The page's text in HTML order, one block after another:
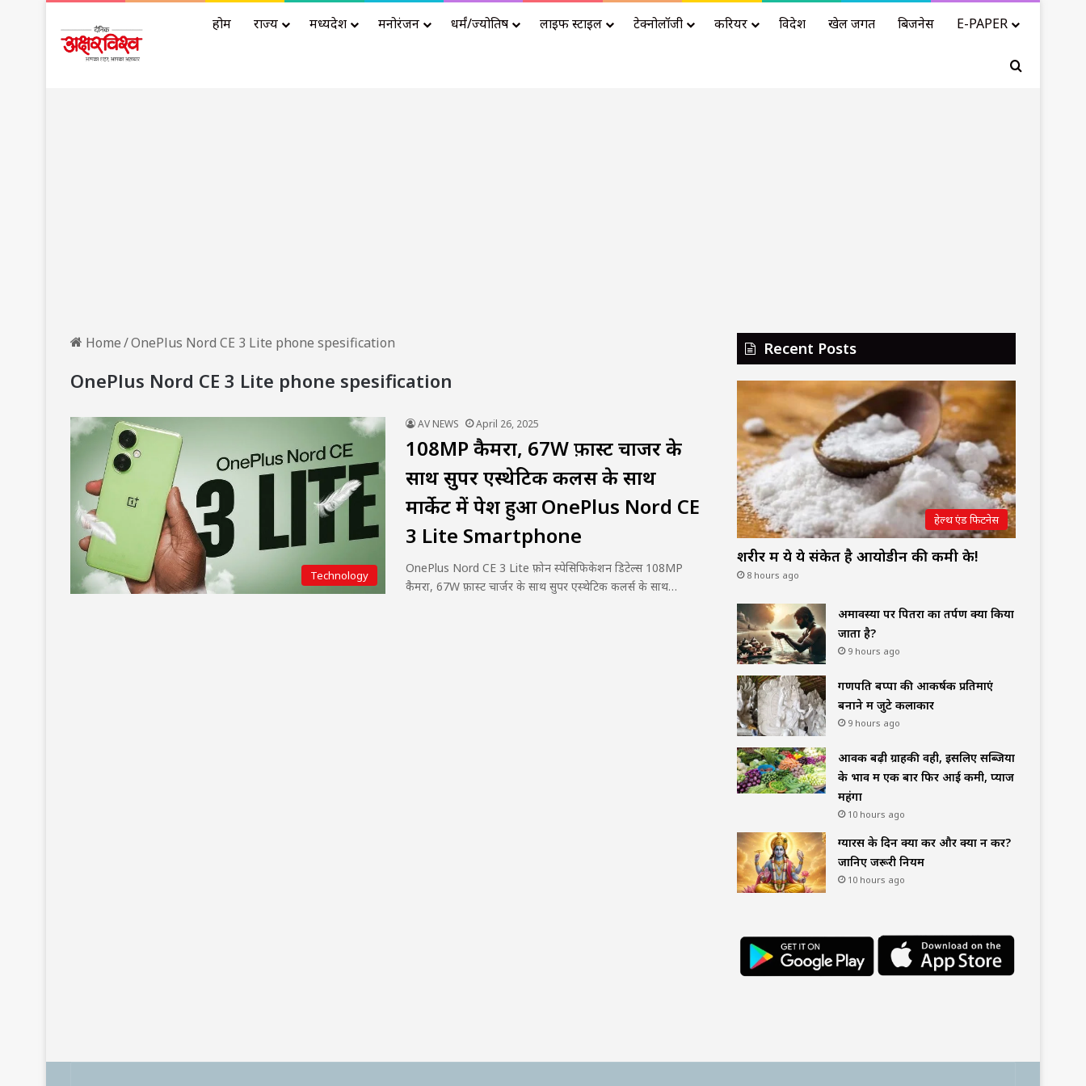
होम राज्य मध्यप्रदेश मनोरंजन धर्मं/ज्योतिष लाइफ स्टाइल टेक्नोलॉजी करियर विदेश खेल जगत बिजनेस E-PAPER
Search for
Home/OnePlus Nord CE 3 Lite phone spesification
OnePlus Nord CE 3 Lite phone spesification
Technology
AV NEWS April 26, 2025
108MP कैमरा, 67W फ़ास्ट चार्जर के
साथ सुपर एस्थेटिक कलर्स के साथ
मार्केट में पेश हुआ OnePlus Nord CE
3 Lite Smartphone
OnePlus Nord CE 3 Lite फ़ोन स्पेसिफिकेशन डिटेल्स 108MP
कैमरा, 67W फ़ास्ट चार्जर के साथ सुपर एस्थेटिक कलर्स के साथ…
Recent Posts
हेल्थ एंड फिटनेस
शरीर में ये ये संकेत है आयोडीन की कमी के!
8 hours ago
अमावस्या पर पितरों का तर्पण क्यों किया
जाता है?
9 hours ago
गणपति बप्पा की आकर्षक प्रतिमाएं
बनाने में जुटे कलाकार
9 hours ago
आवक बढ़ी ग्राहकी वही, इसलिए सब्जियों
के भाव में एक बार फिर आई कमी, प्याज
महंगा
10 hours ago
ग्यारस के दिन क्या करें और क्या न करें?
जानिए जरूरी नियम
10 hours ago